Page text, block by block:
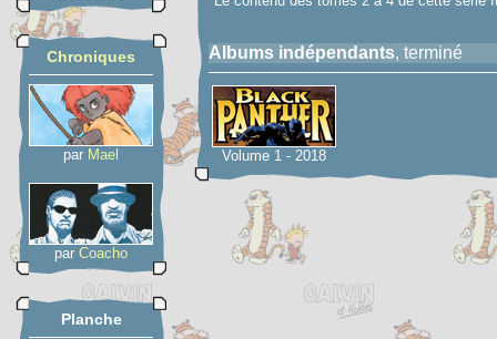
Chroniques
par Mael
par Coacho
Planche
Albums indépendants, terminé
Volume 1 - 2018